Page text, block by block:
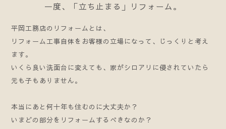
一度、「立ち止まる」リフォーム。
平岡工務店のリフォームとは、
リフォーム工事自体をお客様の立場になって、じっくりと考え
ます。
いくら良い洗面台に変えても、家がシロアリに侵されていたら
元も子もありません。
本当にあと何十年も住むのに大丈夫か？
いまどの部分をリフォームするべきなのか？